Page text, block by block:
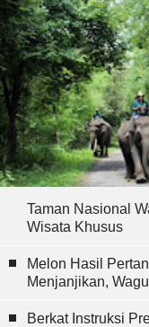
Taman Nasional
Wisata Khusus
Melon Hasil
Menjanjikan,
Berkat Instruksi